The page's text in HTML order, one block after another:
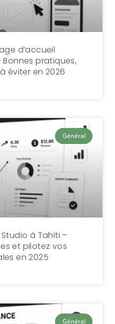
d’accueil
Bonnes pratiques,
éviter en 2026
Général
Studio à Tahiti –
et pilotez vos
en 2025
Général